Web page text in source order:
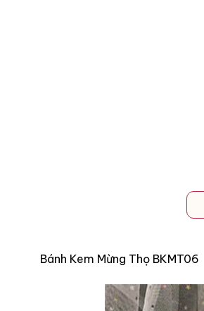
Bánh Kem Mừng Thọ BKMT06